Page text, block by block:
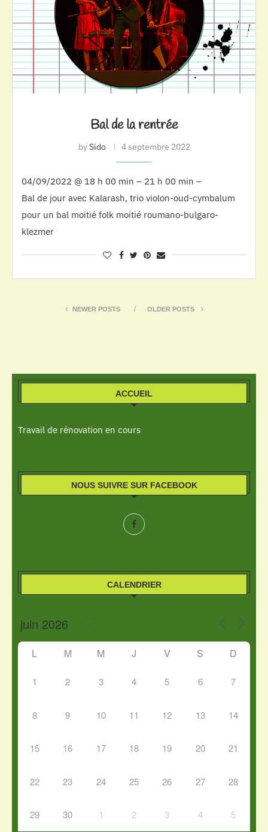
Bal de la rentrée
bySido 4 septembre 2022
04/09/2022 @ 18 h 00 min – 21 h 00 min –
Bal de jour avec Kalarash, trio violon-oud-cymbalum
pour un bal moitié folk moitié roumano-bulgaro-
klezmer
NEWER POSTS OLDER POSTS
ACCUEIL
Travail de rénovation en cours
NOUS SUIVRE SUR FACEBOOK
CALENDRIER
L M M J V S D
1 2 3 4 5 6 7
8 9 10 11 12 13 14
15 16 17 18 19 20 21
22 23 24 25 26 27 28
29 30 1 2 3 4 5